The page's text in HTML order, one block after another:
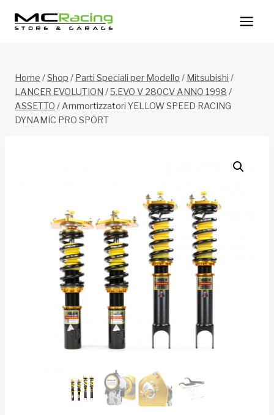
Home /Shop / Parti Speciali per Modello / Mitsubishi /
LANCER EVOLUTION /5.EVO V 280CV ANNO 1998 /
ASSETTO /Ammortizzatori YELLOW SPEED RACING
DYNAMIC PRO SPORT